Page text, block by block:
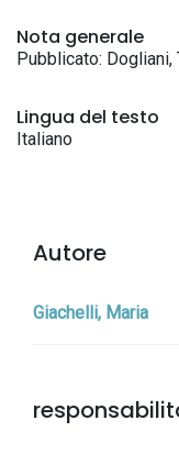
Nota generale
Pubblicato: Dogliani,
Lingua del testo
Italiano
Autore
Giachelli, Maria